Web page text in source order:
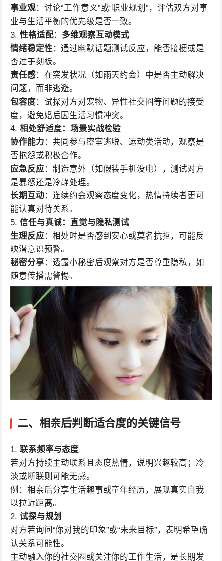
事业观：讨论“工作意义”或“职业规划”，评估双方对事
业与生活平衡的优先级是否一致。
3. 性格适配：多维观察互动模式
情绪稳定性 ：通过幽默话题测试反应，能否接梗或是
否过于刻板。
责任感：在突发状况（如雨天约会）中是否主动解决
问题，而非逃避。
包容度：试探对方对宠物、异性社交圈等问题的接受
度，避免婚后因生活习惯冲突。
4. 相处舒适度：场景实战检验
协作能力 ：共同参与密室逃脱、运动类活动，观察是
否抱怨或积极合作。
应急反应：制造意外（如假装手机没电），测试对方
是暴怒还是冷静处理。
长期互动：连续约会观察态度变化，热情持续者更可
能认真对待关系。
5. 信任与真诚：直觉与隐私测试
生理反应：相处时是否感到安心或莫名抗拒，可能反
映潜意识预警。
秘密分享：透露小秘密后观察对方是否尊重隐私，如
随意传播需警惕。
二、相亲后判断适合度的关键信号
1. 联系频率与态度
若对方持续主动联系且态度热情，说明兴趣较高；冷
淡或断联则可能无感。
例：相亲后分享生活趣事或童年经历，展现真实自我
以拉近距离。
2. 试探与规划
对方若询问“你对我的印象”或“未来目标”，表明希望确
认关系可能性。
主动融入你的社交圈或关注你的工作生活，是长期发